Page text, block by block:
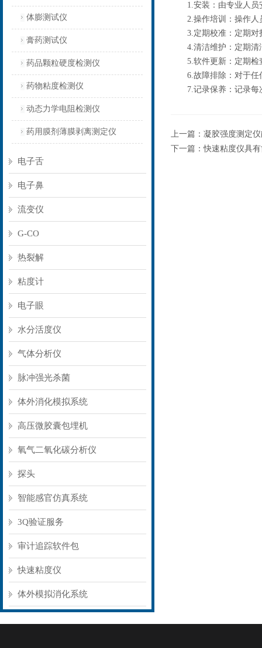
体膨测试仪
膏药测试仪
药品颗粒硬度检测仪
药物粘度检测仪
动态力学电阻检测仪
药用膜剂薄膜剥离测定仪
电子舌
电子鼻
流变仪
G-CO
热裂解
粘度计
电子眼
水分活度仪
气体分析仪
脉冲强光杀菌
体外消化模拟系统
高压微胶囊包埋机
氧气二氧化碳分析仪
探头
智能感官仿真系统
3Q验证服务
审计追踪软件包
快速粘度仪
体外模拟消化系统
1.安装：由专业人员
2.操作培训：操作人
3.定期校准：定期对
4.清洁维护：定期清
5.软件更新：定期检
6.故障排除：对于任
7.记录保养：记录每
上一篇： 凝胶强度测定
下一篇：快速粘度仪具